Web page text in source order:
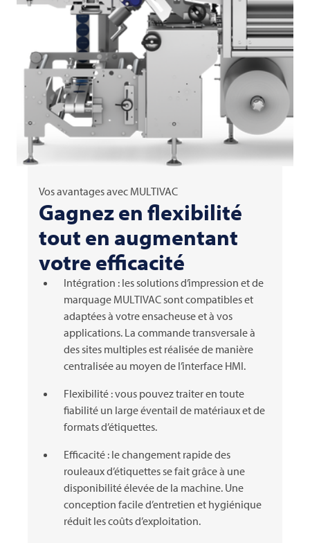
Vos avantages avec MULTIVAC
Gagnez en flexibilité
tout en augmentant
votre efficacité
Intégration : les solutions d’impression et de
marquage MULTIVAC sont compatibles et
adaptées à votre ensacheuse et à vos
applications. La commande transversale à
des sites multiples est réalisée de manière
centralisée au moyen de l’interface HMI.
Flexibilité : vous pouvez traiter en toute
fiabilité un large éventail de matériaux et de
formats d’étiquettes.
Efficacité : le changement rapide des
rouleaux d’étiquettes se fait grâce à une
disponibilité élevée de la machine. Une
conception facile d’entretien et hygiénique
réduit les coûts d’exploitation.